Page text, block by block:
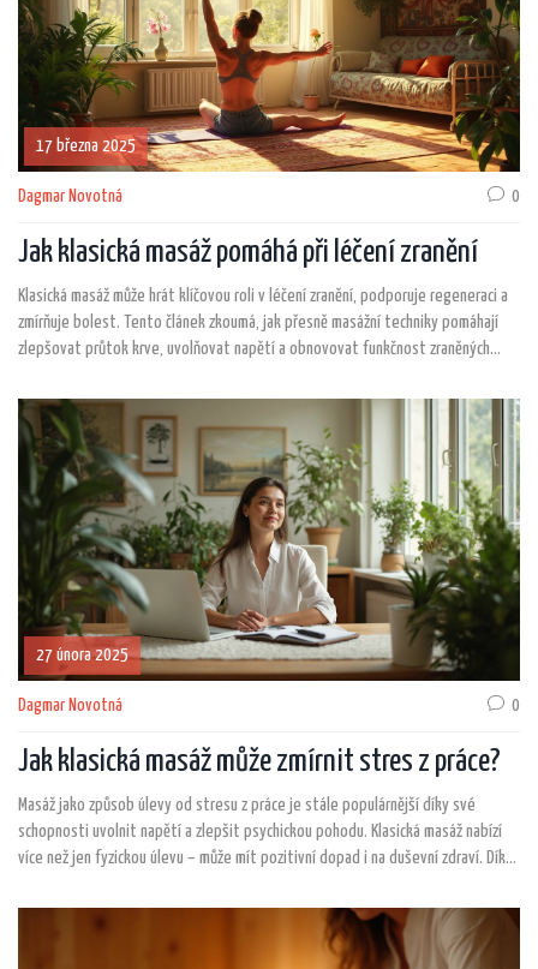
17 března 2025
Dagmar Novotná 0
Jak klasická masáž pomáhá při léčení zranění
Klasická masáž může hrát klíčovou roli v léčení zranění, podporuje regeneraci a
zmírňuje bolest. Tento článek zkoumá, jak přesně masážní techniky pomáhají
zlepšovat průtok krve, uvolňovat napětí a obnovovat funkčnost zraněných
procesů těla. Masáž se může stát nedílnou součástí vaší cesty k úplnému
zotavení.
27 února 2025
Dagmar Novotná 0
Jak klasická masáž může zmírnit stres z práce?
Masáž jako způsob úlevy od stresu z práce je stále populárnější díky své
schopnosti uvolnit napětí a zlepšit psychickou pohodu. Klasická masáž nabízí
více než jen fyzickou úlevu – může mít pozitivní dopad i na duševní zdraví. Díky
Zjistěte v našem článku, jak klasická masáž působí a jak může zlepšit váš